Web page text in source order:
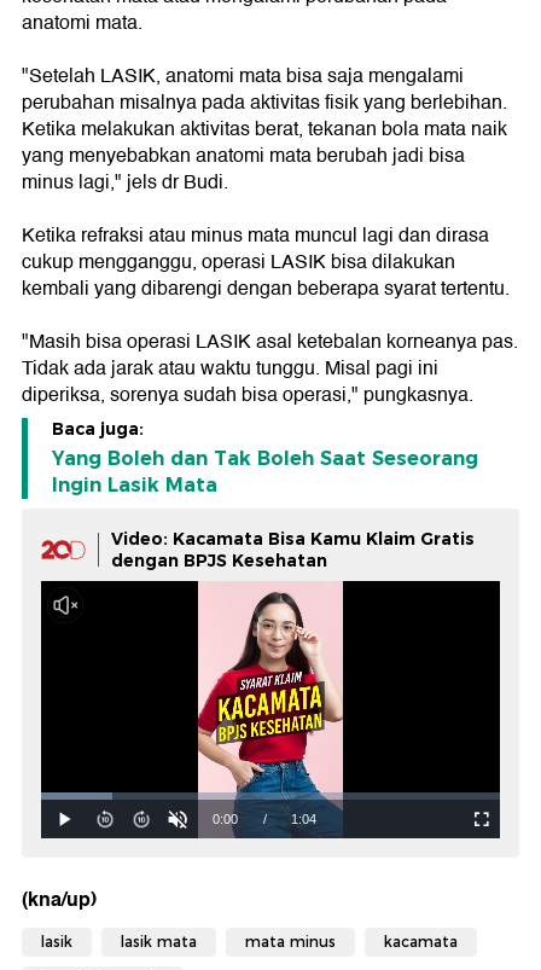
anatomi mata.
"Setelah LASIK, anatomi mata bisa saja mengalami
perubahan misalnya pada aktivitas fisik yang berlebihan.
Ketika melakukan aktivitas berat, tekanan bola mata naik
yang menyebabkan anatomi mata berubah jadi bisa
minus lagi," jels dr Budi.
Ketika refraksi atau minus mata muncul lagi dan dirasa
cukup mengganggu, operasi LASIK bisa dilakukan
kembali yang dibarengi dengan beberapa syarat tertentu.
"Masih bisa operasi LASIK asal ketebalan korneanya pas.
Tidak ada jarak atau waktu tunggu. Misal pagi ini
diperiksa, sorenya sudah bisa operasi," pungkasnya.
Baca juga:
Yang Boleh dan Tak Boleh Saat Seseorang
Ingin Lasik Mata
Video: Kacamata Bisa Kamu Klaim Gratis
dengan BPJS Kesehatan
(kna/up)
lasik lasik mata mata minus kacamata